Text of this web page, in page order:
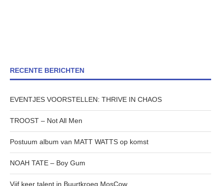
RECENTE BERICHTEN
EVENTJES VOORSTELLEN: THRIVE IN CHAOS
TROOST – Not All Men
Postuum album van MATT WATTS op komst
NOAH TATE – Boy Gum
Vijf keer talent in Buurtkroeg MosCow